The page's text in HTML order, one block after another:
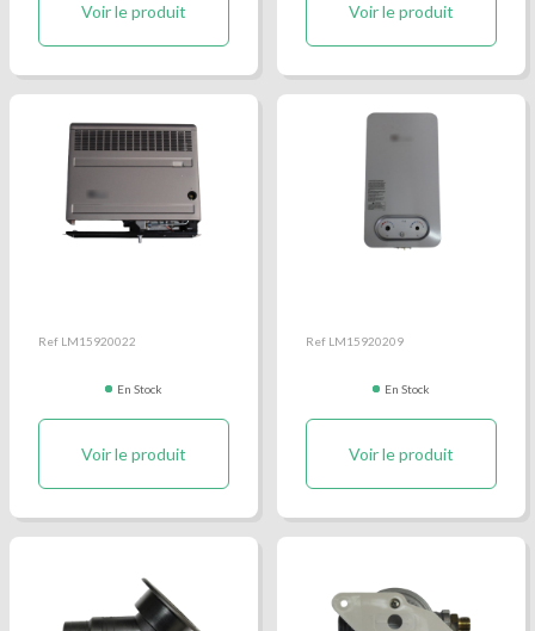
Voir le produit Voir le produit
Ref LM15920022
En Stock
Voir le produit
Ref LM15920209
En Stock
Voir le produit